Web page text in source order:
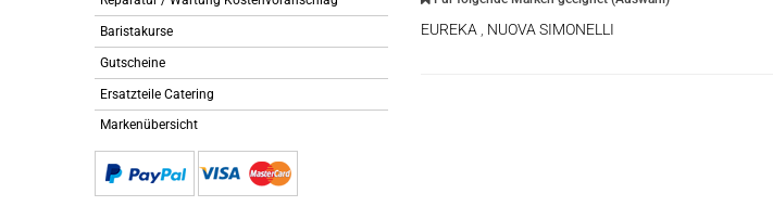
Baristakurse
Gutscheine
Ersatzteile Catering
Markenübersicht
EUREKA NUOVA SIMONELLI